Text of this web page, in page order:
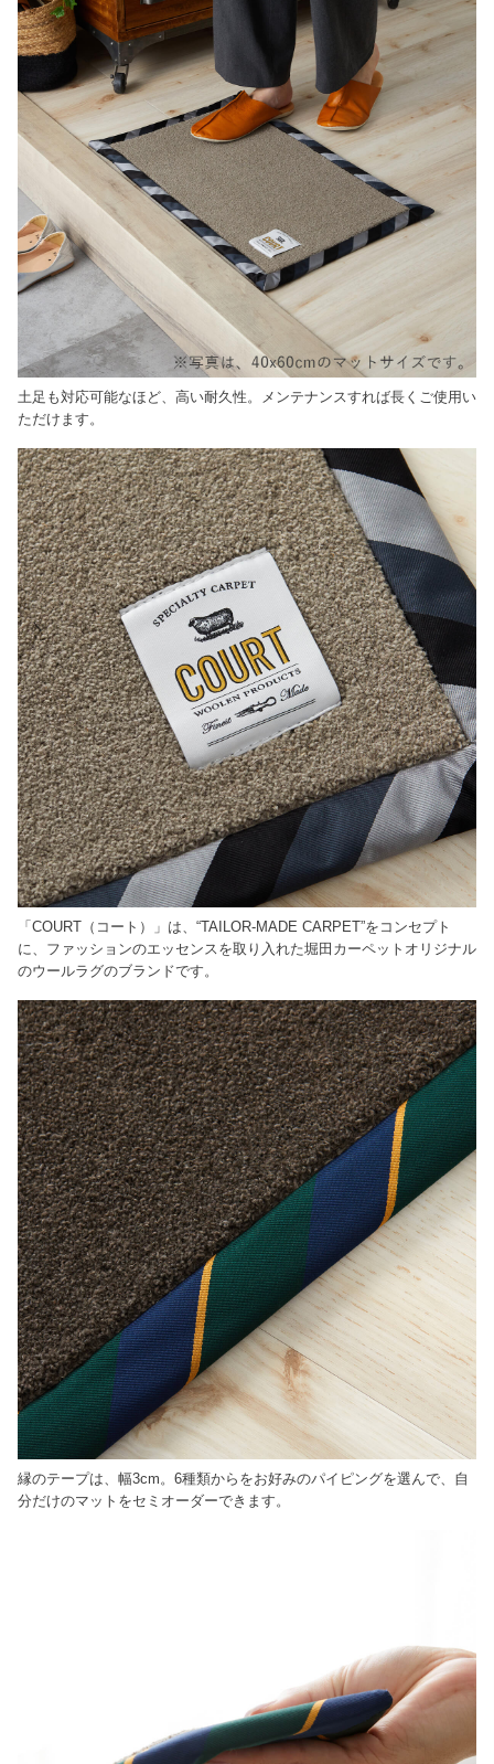
土足も対応可能なほど、高い耐久性。メンテナンスすれば長くご使用い
ただけます。
「COURT（コート）」は、“TAILOR-MADE CARPET”をコンセプト
に、ファッションのエッセンスを取り入れた堀田カーペットオリジナル
のウールラグのブランドです。
縁のテープは、幅3cm。6種類からをお好みのパイピングを選んで、自
分だけのマットをセミオーダーできます。